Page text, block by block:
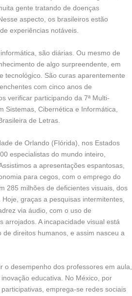
gente tratando de doenças
aspecto, os brasileiros estão
experiências notáveis.
são diárias. Ou mesmo de
de algo surpreendente, em
tecnológico. São curas aparentemente
com cinco anos de
verificar participando da 7ª Multi-
Sistemas, Cibernética e Informática,
de Letras.
de Orlando (Flórida), nos Estados
especialistas do mundo inteiro,
a apresentações espantosas,
para cegos, com o emprego do
285 milhões de deficientes visuais, dos
graças a pesquisas intermitentes,
via áudio, com o uso de
arrojados. A incapacidade visual está
direitos humanos, e assim nasceu a
o desempenho dos professores em aula,
educativa. No México, por
emprega-se redes sociais